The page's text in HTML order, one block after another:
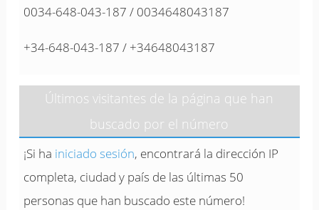
0034-648-043-187 / 0034648043187
+34-648-043-187 / +34648043187
Últimos visitantes de la página que han
buscado por el número
¡Si ha iniciado sesión, encontrará la dirección IP
completa, ciudad y país de las últimas 50
personas que han buscado este número!